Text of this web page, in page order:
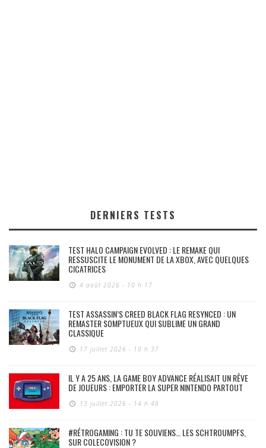
DERNIERS TESTS
TEST HALO CAMPAIGN EVOLVED : LE REMAKE QUI
RESSUSCITE LE MONUMENT DE LA XBOX, AVEC QUELQUES
CICATRICES
4 août 2026 - 10 h 17
TEST ASSASSIN’S CREED BLACK FLAG RESYNCED : UN
REMASTER SOMPTUEUX QUI SUBLIME UN GRAND
CLASSIQUE
17 juillet 2026 - 10 h 37
IL Y A 25 ANS, LA GAME BOY ADVANCE RÉALISAIT UN RÊVE
DE JOUEURS : EMPORTER LA SUPER NINTENDO PARTOUT
13 juillet 2026 - 14 h 48
#RÉTROGAMING : TU TE SOUVIENS… LES SCHTROUMPFS,
SUR COLECOVISION ?